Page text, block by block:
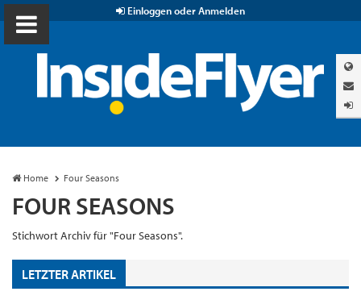
Einloggen oder Anmelden
Home Four Seasons
FOUR SEASONS
Stichwort Archiv für "Four Seasons".
LETZTER ARTIKEL